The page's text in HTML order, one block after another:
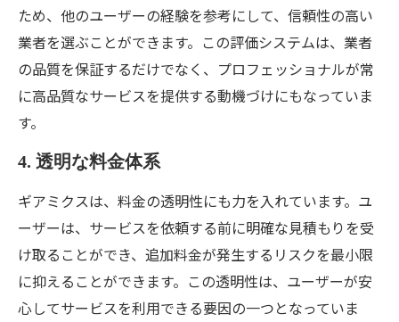
ため、他のユーザーの経験を参考にして、信頼性の高い
業者を選ぶことができます。この評価システムは、業者
の品質を保証するだけでなく、プロフェッショナルが常
に高品質なサービスを提供する動機づけにもなっていま
す。
4. 透明な料金体系
ギアミクスは、料金の透明性にも力を入れています。ユ
ーザーは、サービスを依頼する前に明確な見積もりを受
け取ることができ、追加料金が発生するリスクを最小限
に抑えることができます。この透明性は、ユーザーが安
心してサービスを利用できる要因の一つとなっていま